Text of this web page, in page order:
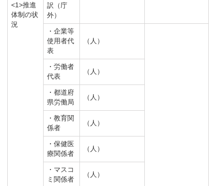
<1>推進
体制の状
況
訳（庁
外）
・企業等
使用者代
表
（人）
・労働者
代表
（人）
・都道府
県労働局
（人）
・教育関
係者
（人）
・保健医
療関係者
（人）
・マスコ
ミ関係者
（人）